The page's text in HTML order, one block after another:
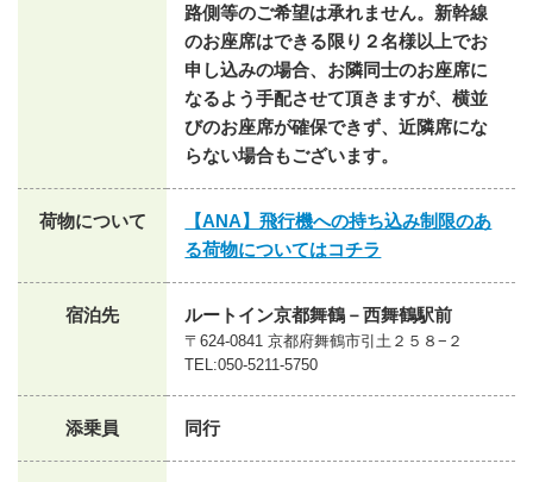
路側等のご希望は承れません。新幹線
のお座席はできる限り２名様以上でお
申し込みの場合、お隣同士のお座席に
なるよう手配させて頂きますが、横並
びのお座席が確保できず、近隣席にな
らない場合もございます。
荷物について
【ANA】飛行機への持ち込み制限のあ
る荷物についてはコチラ
宿泊先 ルートイン京都舞鶴－西舞鶴駅前
〒624-0841 京都府舞鶴市引土２５８−２
TEL:050-5211-5750
添乗員 同行